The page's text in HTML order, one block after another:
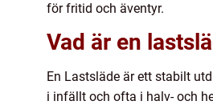
för fritid och äventyr.
Vad är en
En Lastsläde är ett stabilt
i infällt och ofta i halv- och